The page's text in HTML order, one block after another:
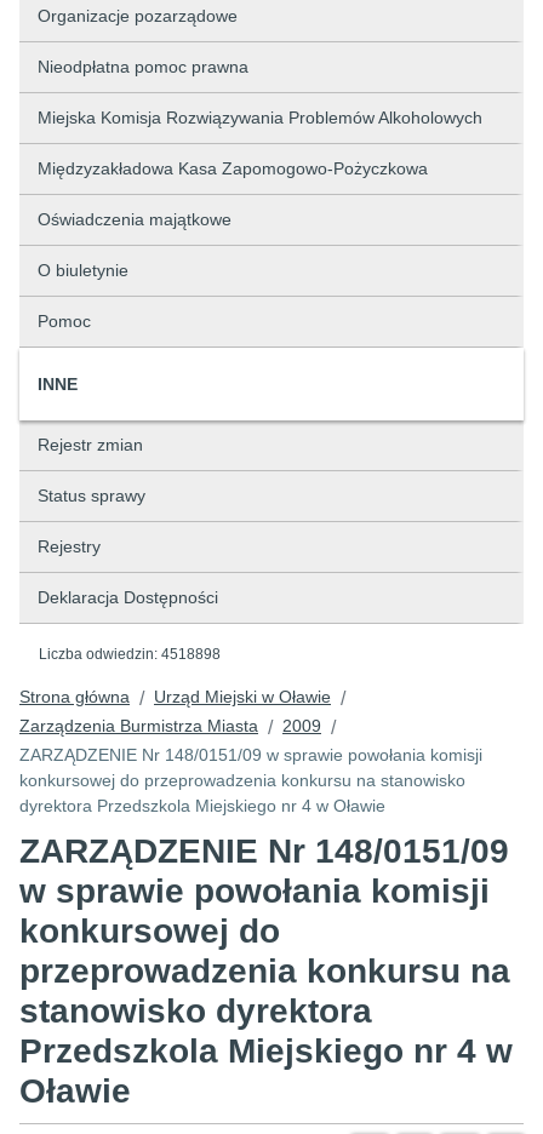
Organizacje pozarządowe
Nieodpłatna pomoc prawna
Miejska Komisja Rozwiązywania Problemów Alkoholowych
Międzyzakładowa Kasa Zapomogowo-Pożyczkowa
Oświadczenia majątkowe
O biuletynie
Pomoc
INNE
Rejestr zmian
Status sprawy
Rejestry
Deklaracja Dostępności
Liczba odwiedzin: 4518898
Strona główna / Urząd Miejski w Oławie /
Zarządzenia Burmistrza Miasta / 2009 /
ZARZĄDZENIE Nr 148/0151/09 w sprawie powołania komisji
konkursowej do przeprowadzenia konkursu na stanowisko
dyrektora Przedszkola Miejskiego nr 4 w Oławie
ZARZĄDZENIE Nr 148/0151/09
w sprawie powołania komisji
konkursowej do
przeprowadzenia konkursu na
stanowisko dyrektora
Przedszkola Miejskiego nr 4 w
Oławie